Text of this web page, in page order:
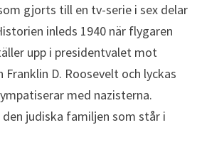
gjorts till en tv-serie i sex delar
inleds 1940 när flygaren
upp i presidentvalet mot
D. Roosevelt och lyckas
med nazisterna.
judiska familjen som står i